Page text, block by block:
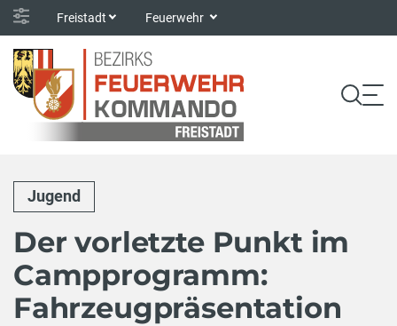
Freistadt Feuerwehr
Jugend
Der vorletzte Punkt im
Campprogramm:
Fahrzeugpräsentation